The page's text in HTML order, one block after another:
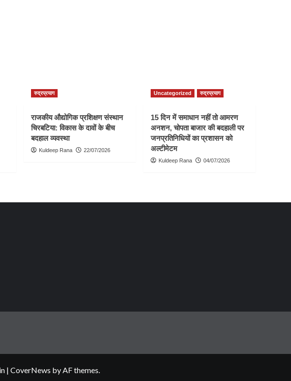
रुद्रप्रयाग
राजकीय औद्योगिक प्रशिक्षण संस्थान
चिरबटिया: विकास के दावों के बीच
बदहाल व्यवस्था
Kuldeep Rana 22/07/2026
Uncategorized रुद्रप्रयाग
15 दिन में समाधान नहीं तो आमरण
अनशन, चोपता बाजार की बदहाली पर
जनप्रतिनिधियों का प्रशासन को
अल्टीमेटम
Kuldeep Rana 04/07/2026
| CoverNews by AF themes.